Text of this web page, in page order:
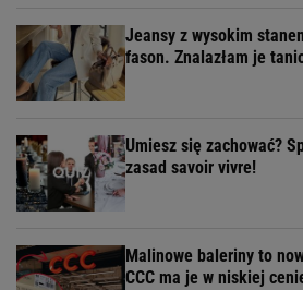
Jeansy z wysokim
fason. Znalazłam je
Umiesz się zachować?
zasad savoir vivre!
Malinowe baleriny to
CCC ma je w niskiej